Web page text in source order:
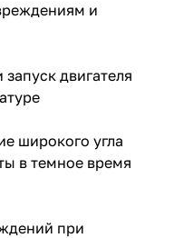
и
двигателя
широкого угла
в темное время
при
раз в 2 недели